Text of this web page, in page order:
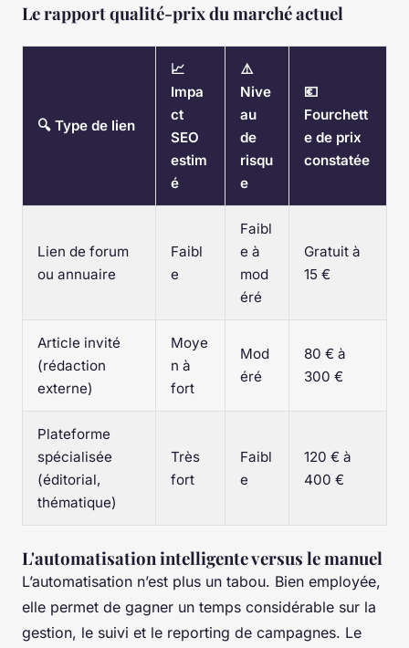
Le rapport qualité-prix du marché actuel
🔍 Type de lien
📈
Impa
ct
SEO
estim
é
⚠️
Nive
au
de
risqu
e
💶
Fourchett
e de prix
constatée
Lien de forum
ou annuaire
Faibl
e
Faibl
e à
mod
éré
Gratuit à
15 €
Article invité
(rédaction
externe)
Moye
n à
fort
Mod
éré
80 € à
300 €
Plateforme
spécialisée
(éditorial,
thématique)
Très
fort
Faibl
e
120 € à
400 €
L'automatisation intelligente versus le manuel
L’automatisation n’est plus un tabou. Bien employée,
elle permet de gagner un temps considérable sur la
gestion, le suivi et le reporting de campagnes. Le